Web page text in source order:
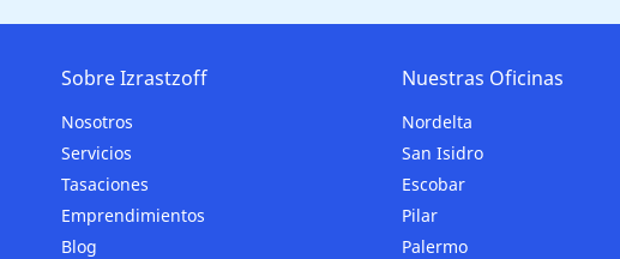
Sobre Izrastzoff
Nosotros
Servicios
Tasaciones
Emprendimientos
Blog
Nuestras Oficinas
Nordelta
San Isidro
Escobar
Pilar
Palermo